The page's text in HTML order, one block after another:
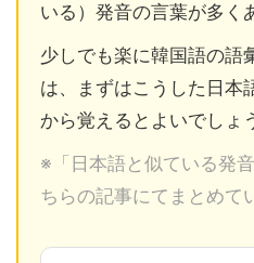
いる）発音の言葉が多く
少しでも楽に韓国語の語
は、まずはこうした日本
から覚えるとよいでしょ
※「日本語と似ている
ちらの記事にてまとめて